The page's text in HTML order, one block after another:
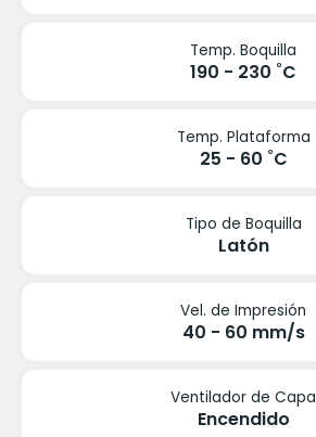
Temp. Boquilla
190 - 230 ˚C
Temp. Plataforma
25 - 60 ˚C
Tipo de Boquilla
Latón
Vel. de Impresión
40 - 60 mm/s
Ventilador de Capa
Encendido